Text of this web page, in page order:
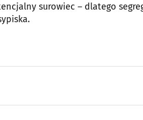
surowiec – dlatego